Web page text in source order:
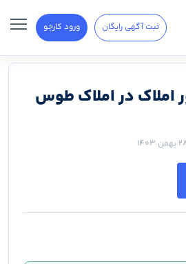
ثبت آگهی رایگان ورود کارجو
املاک در املاک طوس